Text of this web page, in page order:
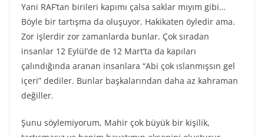
Yani RAF’tan birileri kapımı çalsa saklar mıyım gibi…
Böyle bir tartışma da oluşuyor. Hakikaten öyledir ama.
Zor işlerdir zor zamanlarda bunlar. Çok sıradan
insanlar 12 Eylül’de de 12 Mart’ta da kapıları
çalındığında aranan insanlara “Abi çok ıslanmışsın gel
içeri” dediler. Bunlar başkalarından daha az kahraman
değiller.
Şunu söylemiyorum, Mahir çok büyük bir kişilik,